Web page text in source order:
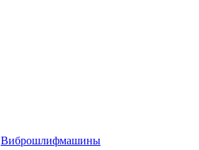
Виброшлифмашины